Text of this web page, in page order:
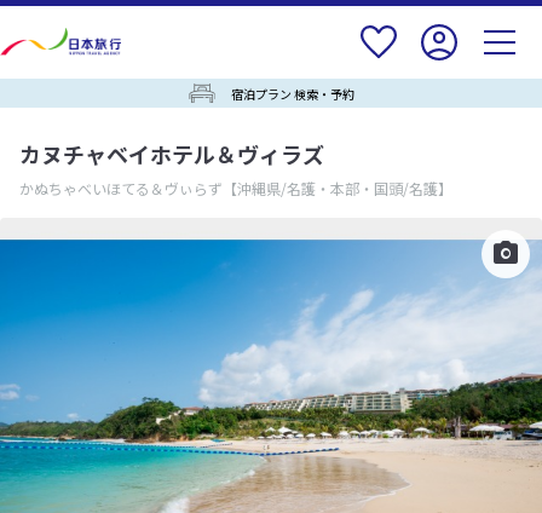
宿泊プラン 検索・予約
カヌチャベイホテル＆ヴィラズ
かぬちゃべいほてる＆ヴぃらず 【沖縄県/名護・本部・国頭/名護】